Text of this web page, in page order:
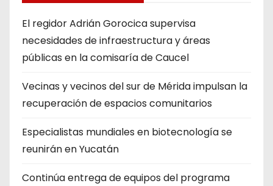
El regidor Adrián Gorocica supervisa
necesidades de infraestructura y áreas
públicas en la comisaría de Caucel
Vecinas y vecinos del sur de Mérida impulsan la
recuperación de espacios comunitarios
Especialistas mundiales en biotecnología se
reunirán en Yucatán
Continúa entrega de equipos del programa